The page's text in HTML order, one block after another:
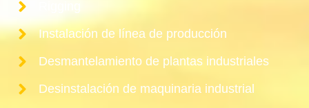
Instalación de línea de producción
Desmantelamiento de plantas industriales
Desinstalación de maquinaria industrial